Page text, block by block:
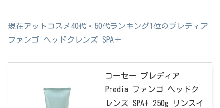
現在アットコスメ40代・50代ランキング1位のプレディア
ファンゴ ヘッドクレンズ SPA＋
コーセー プレディア
Predia ファンゴ ヘッドク
レンズ SPA+ 250g リンスイ